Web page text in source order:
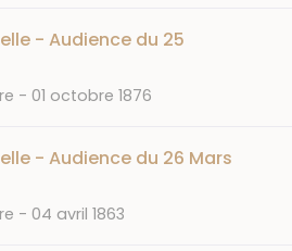
- Audience du 25
DATE
01 octobre 1876
- Audience du 26 Mars
DATE
04 avril 1863